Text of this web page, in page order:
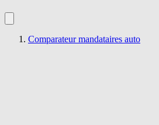
Comparateur mandataires auto